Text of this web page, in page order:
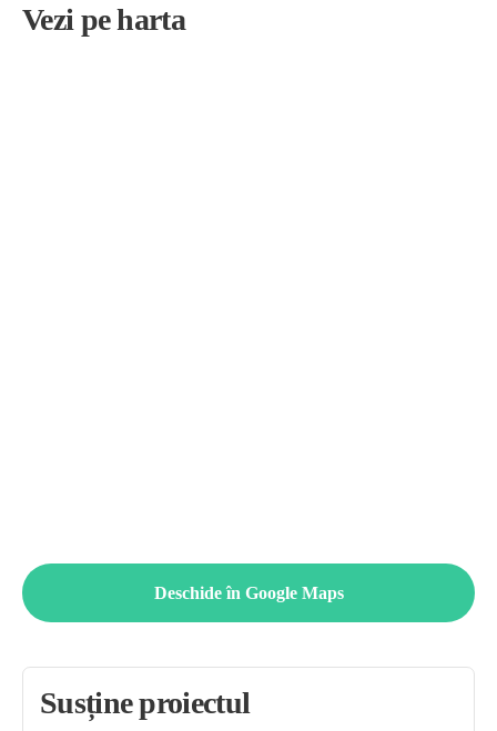
Vezi pe harta
Deschide în Google Maps
Susține proiectul